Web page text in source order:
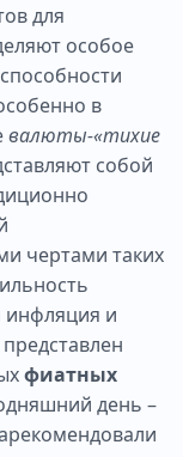
для
особое
в
валюты-«тихие
собой
чертами таких
инфляция и
фиатных
день –